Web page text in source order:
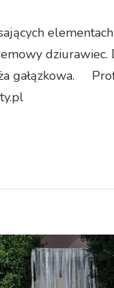
gałązkowa.